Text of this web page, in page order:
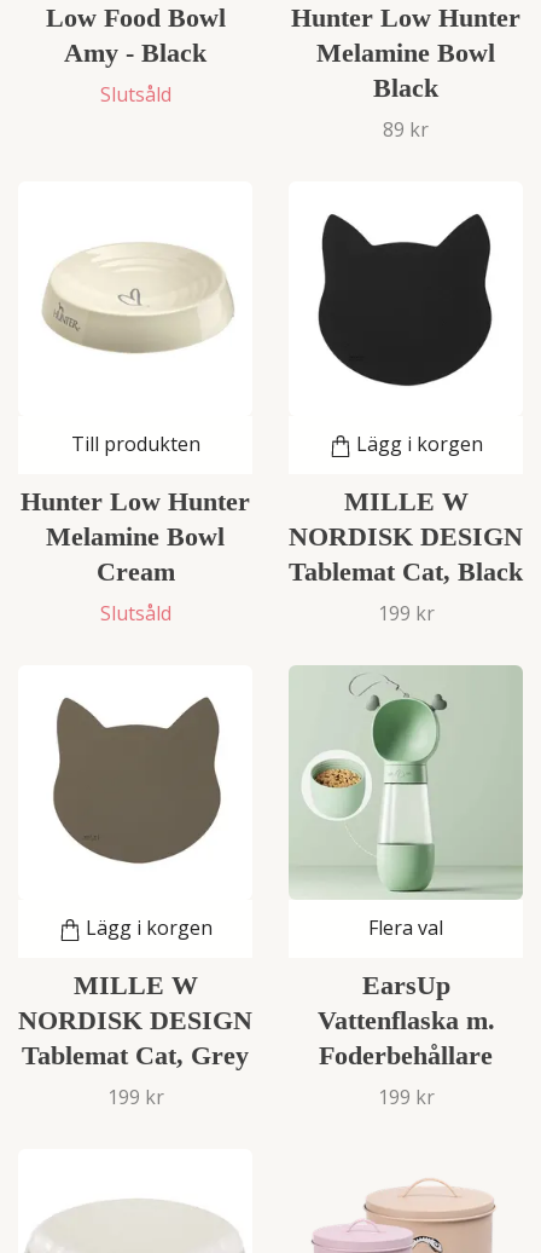
Low Food Bowl
Amy - Black
Slutsåld
Hunter Low Hunter
Melamine Bowl
Black
89 kr
Till produkten
Hunter Low Hunter
Melamine Bowl
Cream
Slutsåld
Lägg i korgen
MILLE W
NORDISK DESIGN
Tablemat Cat, Black
199 kr
Lägg i korgen
MILLE W
NORDISK DESIGN
Tablemat Cat, Grey
199 kr
Flera val
EarsUp
Vattenflaska m.
Foderbehållare
199 kr